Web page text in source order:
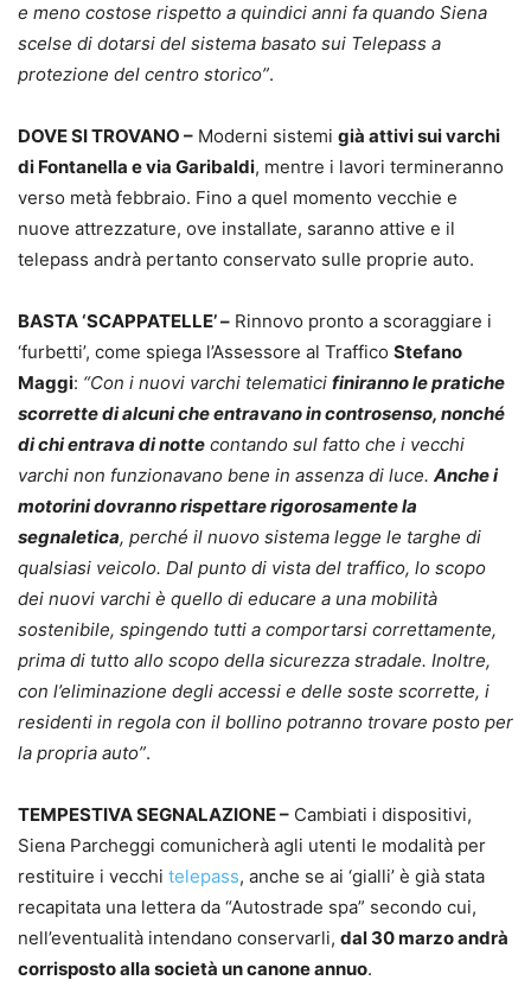
e meno costose rispetto a quindici anni fa quando Siena
scelse di dotarsi del sistema basato sui Telepass a
protezione del centro storico”.
DOVE SI TROVANO – Moderni sistemi già attivi sui varchi
di Fontanella e via Garibaldi, mentre i lavori termineranno
verso metà febbraio. Fino a quel momento vecchie e
nuove attrezzature, ove installate, saranno attive e il
telepass andrà pertanto conservato sulle proprie auto.
BASTA ‘SCAPPATELLE’ – Rinnovo pronto a scoraggiare i
‘furbetti’, come spiega l’Assessore al Traffico Stefano
Maggi: “Con i nuovi varchi telematici finiranno le pratiche
scorrette di alcuni che entravano in controsenso, nonché
di chi entrava di notte contando sul fatto che i vecchi
varchi non funzionavano bene in assenza di luce. Anche i
motorini dovranno rispettare rigorosamente la
segnaletica, perché il nuovo sistema legge le targhe di
qualsiasi veicolo. Dal punto di vista del traffico, lo scopo
dei nuovi varchi è quello di educare a una mobilità
sostenibile, spingendo tutti a comportarsi correttamente,
prima di tutto allo scopo della sicurezza stradale. Inoltre,
con l’eliminazione degli accessi e delle soste scorrette, i
residenti in regola con il bollino potranno trovare posto per
la propria auto”.
TEMPESTIVA SEGNALAZIONE – Cambiati i dispositivi,
Siena Parcheggi comunicherà agli utenti le modalità per
restituire i vecchi telepass, anche se ai ‘gialli’ è già stata
recapitata una lettera da “Autostrade spa” secondo cui,
nell’eventualità intendano conservarli, dal 30 marzo andrà
corrisposto alla società un canone annuo.